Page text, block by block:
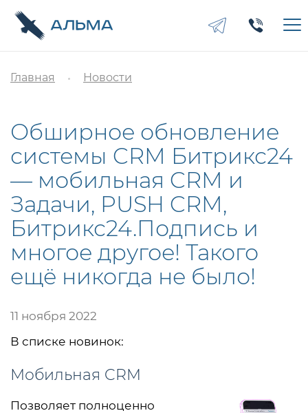
Главная Новости
Обширное обновление
системы CRM Битрикс24
— мобильная CRM и
Задачи, PUSH CRM,
Битрикс24.Подпись и
многое другое! Такого
ещё никогда не было!
11 ноября 2022
В списке новинок:
Мобильная CRM
Позволяет полноценно